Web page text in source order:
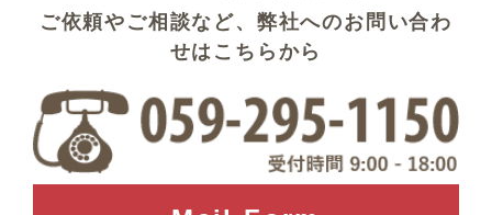
ご依頼やご相談など、弊社へのお問い合わ
せはこちらから